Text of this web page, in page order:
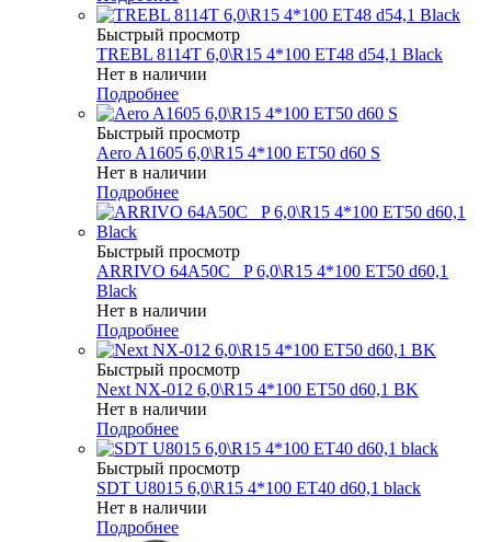
Быстрый просмотр
TREBL 8114T 6,0\R15 4*100 ET48 d54,1 Black
Нет в наличии
Подробнее
Быстрый просмотр
Aero A1605 6,0\R15 4*100 ET50 d60 S
Нет в наличии
Подробнее
Быстрый просмотр
ARRIVO 64A50C _P 6,0\R15 4*100 ET50 d60,1
Black
Нет в наличии
Подробнее
Быстрый просмотр
Next NX-012 6,0\R15 4*100 ET50 d60,1 BK
Нет в наличии
Подробнее
Быстрый просмотр
SDT U8015 6,0\R15 4*100 ET40 d60,1 black
Нет в наличии
Подробнее